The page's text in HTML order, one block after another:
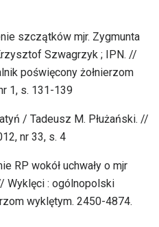
szczątków mjr. Zygmunta
Szwagrzyk ; IPN. //
poświęcony żołnierzom
1, s. 131-139
/ Tadeusz M. Płużański. //
nr 33, s. 4
RP wokół uchwały o mjr
Wyklęci : ogólnopolski
wyklętym. 2450-4874.